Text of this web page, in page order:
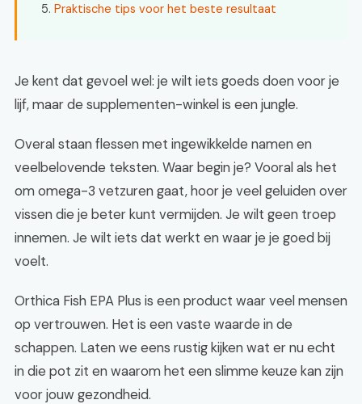
Praktische tips voor het beste resultaat
Je kent dat gevoel wel: je wilt iets goeds doen voor je
lijf, maar de supplementen-winkel is een jungle.
Overal staan flessen met ingewikkelde namen en
veelbelovende teksten. Waar begin je? Vooral als het
om omega-3 vetzuren gaat, hoor je veel geluiden over
vissen die je beter kunt vermijden. Je wilt geen troep
innemen. Je wilt iets dat werkt en waar je je goed bij
voelt.
Orthica Fish EPA Plus is een product waar veel mensen
op vertrouwen. Het is een vaste waarde in de
schappen. Laten we eens rustig kijken wat er nu echt
in die pot zit en waarom het een slimme keuze kan zijn
voor jouw gezondheid.